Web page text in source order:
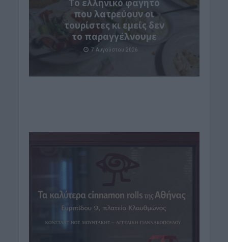
Το ελληνικό φαγητό
που λατρεύουν οι
τουρίστες κι εμείς δεν
το παραγγέλνουμε
7 Αυγούστου 2026